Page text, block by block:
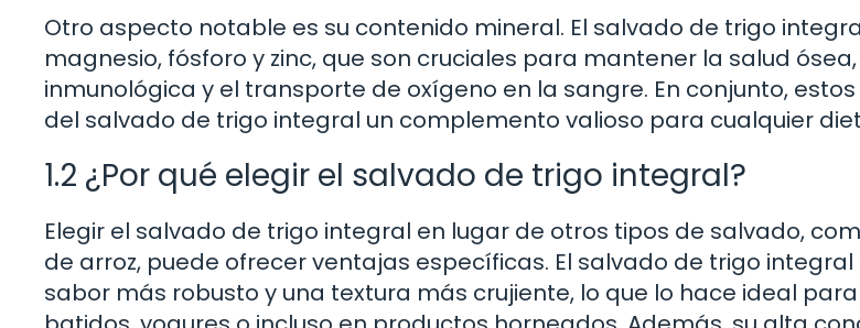
Otro aspecto notable es su contenido mineral. El salvado de trigo
magnesio, fósforo y zinc, que son cruciales para mantener la salud
inmunológica y el transporte de oxígeno en la sangre. En conjunto,
del salvado de trigo integral un complemento valioso para cualquier
1.2 ¿Por qué elegir el salvado de trigo integral?
Elegir el salvado de trigo integral en lugar de otros tipos de salvado,
de arroz, puede ofrecer ventajas específicas. El salvado de trigo
sabor más robusto y una textura más crujiente, lo que lo hace ideal